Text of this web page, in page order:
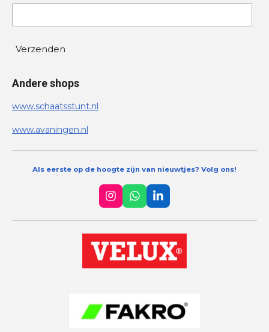
Verzenden
Andere shops
www.schaatsstunt.nl
www.avaningen.nl
Als eerste op de hoogte zijn van nieuwtjes? Volg ons!
I
n
s
t
a
g
W
h
a
t
s
A
L
i
n
k
e
d